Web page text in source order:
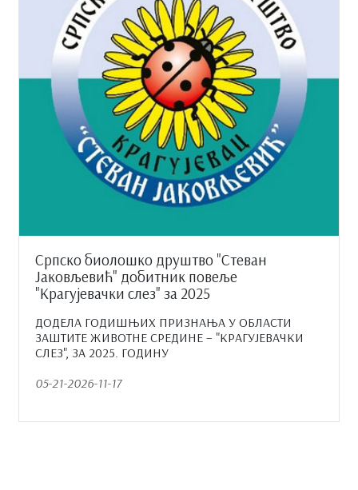
Српско биолошко друштво "Стеван
Јаковљевић" добитник повеље
"Крагујевачки слез" за 2025
ДОДЕЛА ГОДИШЊИХ ПРИЗНАЊА У ОБЛАСТИ
ЗАШТИТЕ ЖИВОТНЕ СРЕДИНЕ – "КРАГУЈЕВАЧКИ
СЛЕЗ", ЗА 2025. ГОДИНУ
05-21-2026-11-17